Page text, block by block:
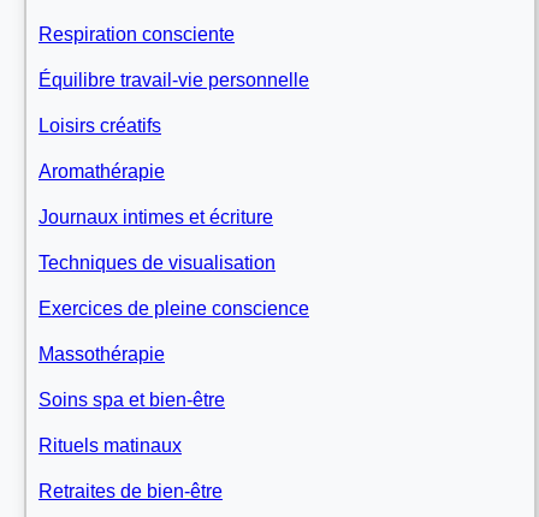
Respiration consciente
Équilibre travail-vie personnelle
Loisirs créatifs
Aromathérapie
Journaux intimes et écriture
Techniques de visualisation
Exercices de pleine conscience
Massothérapie
Soins spa et bien-être
Rituels matinaux
Retraites de bien-être